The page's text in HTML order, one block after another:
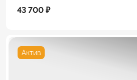
43 700 ₽
Актив